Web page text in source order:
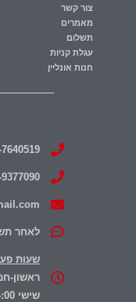
לאחר
שעות
ראשון-חמישי
שישי 9:00-14:00
צור קשר
מאמרים
תשלום
עגלת קניות
חנות אונליין